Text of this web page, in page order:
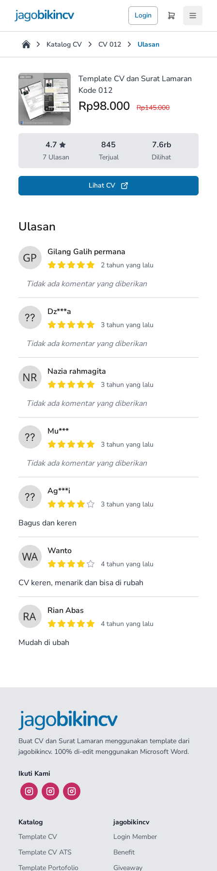
Login
Katalog CV CV 012 Ulasan
Ulasan
Tentang Template CV dan Surat Lamaran Kode 012
Template CV dan Surat Lamaran
Kode 012
Rp98.000 Rp145.000
4.7
7 Ulasan
845
Terjual
7.6rb
Dilihat
Lihat CV
Ulasan
Gilang Galih permana
2 tahun yang lalu
Tidak ada komentar yang diberikan
Dz***a
3 tahun yang lalu
Tidak ada komentar yang diberikan
Nazia rahmagita
3 tahun yang lalu
Tidak ada komentar yang diberikan
Mu***
3 tahun yang lalu
Tidak ada komentar yang diberikan
Ag***i
3 tahun yang lalu
Bagus dan keren
Wanto
4 tahun yang lalu
CV keren, menarik dan bisa di rubah
Rian Abas
4 tahun yang lalu
Mudah di ubah
Buat CV dan Surat Lamaran menggunakan template dari
jagobikincv. 100% di-edit menggunakan Microsoft Word.
Ikuti Kami
Katalog
Template CV
Template CV ATS
Template Portofolio
jagobikincv
Login Member
Benefit
Giveaway